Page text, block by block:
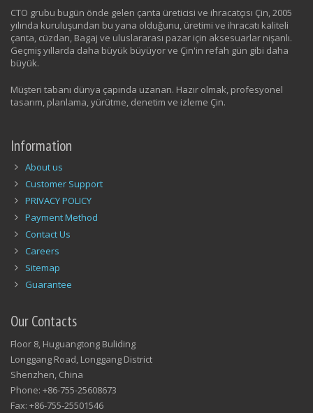
CTO grubu bugün önde gelen çanta üreticisi ve ihracatçısı Çin, 2005
yılında kuruluşundan bu yana olduğunu, üretimi ve ihracatı kaliteli
çanta, cüzdan, Bagaj ve uluslararası pazar için aksesuarlar nişanlı.
Geçmiş yıllarda daha büyük büyüyor ve Çin'in refah gün gibi daha
büyük.
Müşteri tabanı dünya çapında uzanan. Hazır olmak, profesyonel
tasarım, planlama, yürütme, denetim ve izleme Çin.
Information
About us
Customer Support
PRIVACY POLICY
Payment Method
Contact Us
Careers
Sitemap
Guarantee
Our Contacts
Floor 8, Huguangtong Buliding
Longgang Road, Longgang District
Shenzhen, China
Phone: +86-755-25608673
Fax: +86-755-25501546